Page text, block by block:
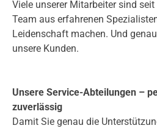
Viele unserer Mitarbeiter sind
Team aus erfahrenen
Leidenschaft machen. Und
unsere Kunden.
Unsere Service-Abteilungen –
zuverlässig
Damit Sie genau die